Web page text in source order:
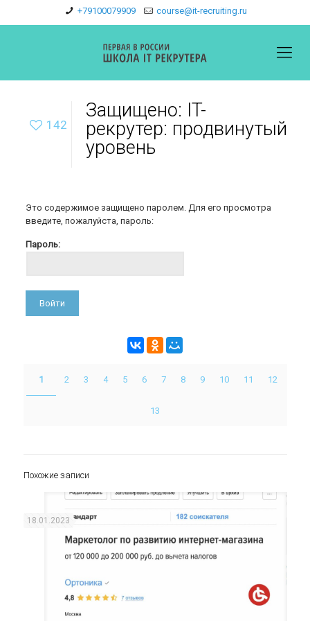
+79100079909 course@it-recruiting.ru
142
Защищено: IT-
рекрутер: продвинутый
уровень
Это содержимое защищено паролем. Для его просмотра
введите, пожалуйста, пароль:
Пароль:
1 2 3 4 5 6 7 8 9 10 11 12
13
Похожие записи
18.01.2023